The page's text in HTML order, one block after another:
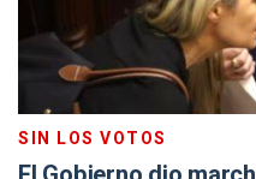
SIN LOS VOTOS